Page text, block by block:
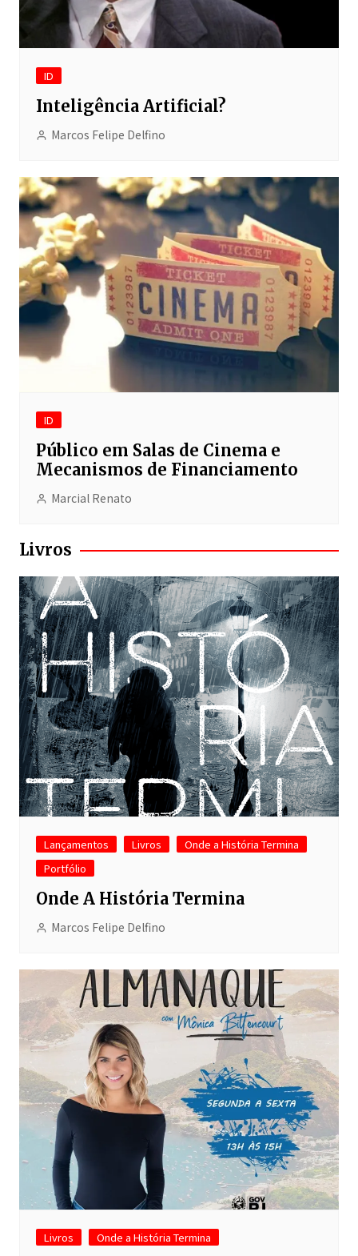
ID
Inteligência Artificial?
Marcos Felipe Delfino
ID
Público em Salas de Cinema e
Mecanismos de Financiamento
Marcial Renato
Livros
Lançamentos Livros
Onde a História Termina
Portfólio
Onde A História Termina
Marcos Felipe Delfino
Livros Onde a História Termina